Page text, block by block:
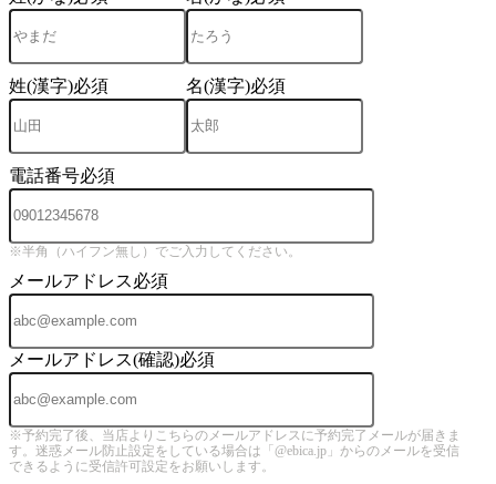
姓(漢字)必須 名(漢字)必須
電話番号必須
※半角（ハイフン無し）でご入力してください。
メールアドレス必須
メールアドレス(確認)必須
※予約完了後、当店よりこちらのメールアドレスに予約完了メールが届きま
す。迷惑メール防止設定をしている場合は「@ebica.jp」からのメールを受信
できるように受信許可設定をお願いします。